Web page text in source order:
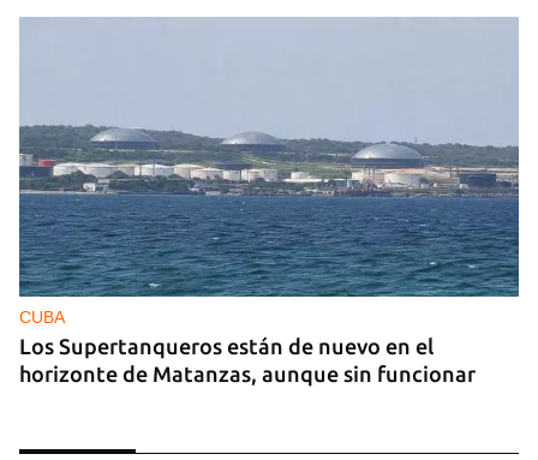
CUBA
Los Supertanqueros están de nuevo en el
horizonte de Matanzas, aunque sin funcionar